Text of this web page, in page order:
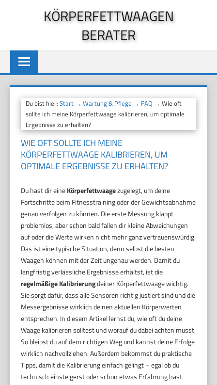
KÖRPERFETTWAAGEN
BERATER
Du bist hier:Start →Wartung & Pflege → FAQ → Wie oft
sollte ich meine Körperfettwaage kalibrieren, um optimale
Ergebnisse zu erhalten?
WIE OFT SOLLTE ICH MEINE
KÖRPERFETTWAAGE KALIBRIEREN, UM
OPTIMALE ERGEBNISSE ZU ERHALTEN?
Du hast dir eineKörperfettwaagezugelegt, um deine
Fortschritte beim Fitnesstraining oder der Gewichtsabnahme
genau verfolgen zu können. Die erste Messung klappt
problemlos, aber schon bald fallen dir kleine Abweichungen
auf oder die Werte wirken nicht mehr ganz vertrauenswürdig.
Das ist eine typische Situation, denn selbst die besten
Waagen können mit der Zeit ungenau werden. Damit du
langfristig verlässliche Ergebnisse erhältst, ist die
regelmäßige Kalibrierungdeiner Körperfettwaage wichtig.
Sie sorgt dafür, dass alle Sensoren richtig justiert sind und die
Messergebnisse wirklich deinen aktuellen Körperwerten
entsprechen. In diesem Artikel lernst du, wie oft du deine
Waage kalibrieren solltest und worauf du dabei achten musst.
So bleibst du auf dem richtigen Weg und kannst deine Erfolge
wirklich nachvollziehen. Außerdem bekommst du praktische
Tipps, damit die Kalibrierung einfach gelingt – egal ob du
technisch einsteigerst oder schon etwas Erfahrung hast.